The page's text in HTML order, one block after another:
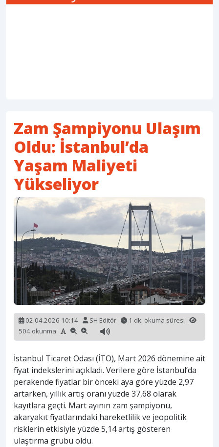
Zam Şampiyonu Ulaşım
Oldu: İstanbul’da
Yaşam Maliyeti
Yükseliyor
02.04.2026 10:14 SH Editör
1 dk. okuma süresi
504 okunma
İstanbul Ticaret Odası (İTO), Mart 2026 dönemine ait
fiyat indekslerini açıkladı. Verilere göre İstanbul’da
perakende fiyatlar bir önceki aya göre yüzde 2,97
artarken, yıllık artış oranı yüzde 37,68 olarak
kayıtlara geçti. Mart ayının zam şampiyonu,
akaryakıt fiyatlarındaki hareketlilik ve jeopolitik
risklerin etkisiyle yüzde 5,14 artış gösteren
ulaştırma grubu oldu.